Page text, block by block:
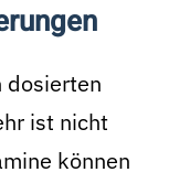
dosierten
ist nicht
können